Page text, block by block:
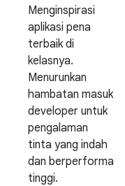
Menginspirasi
aplikasi pena
terbaik di
kelasnya.
Menurunkan
hambatan masuk
developer untuk
pengalaman
tinta yang indah
dan berperforma
tinggi.